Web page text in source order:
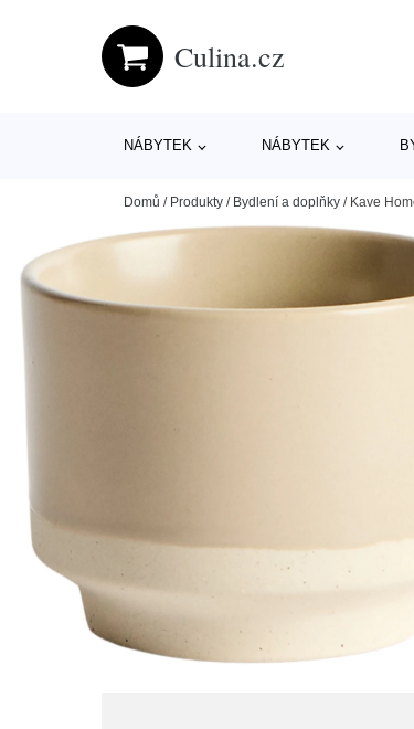
Culina.cz
NÁBYTEK NÁBYTEK
Domů / Produkty / Bydlení a doplňky / Kave